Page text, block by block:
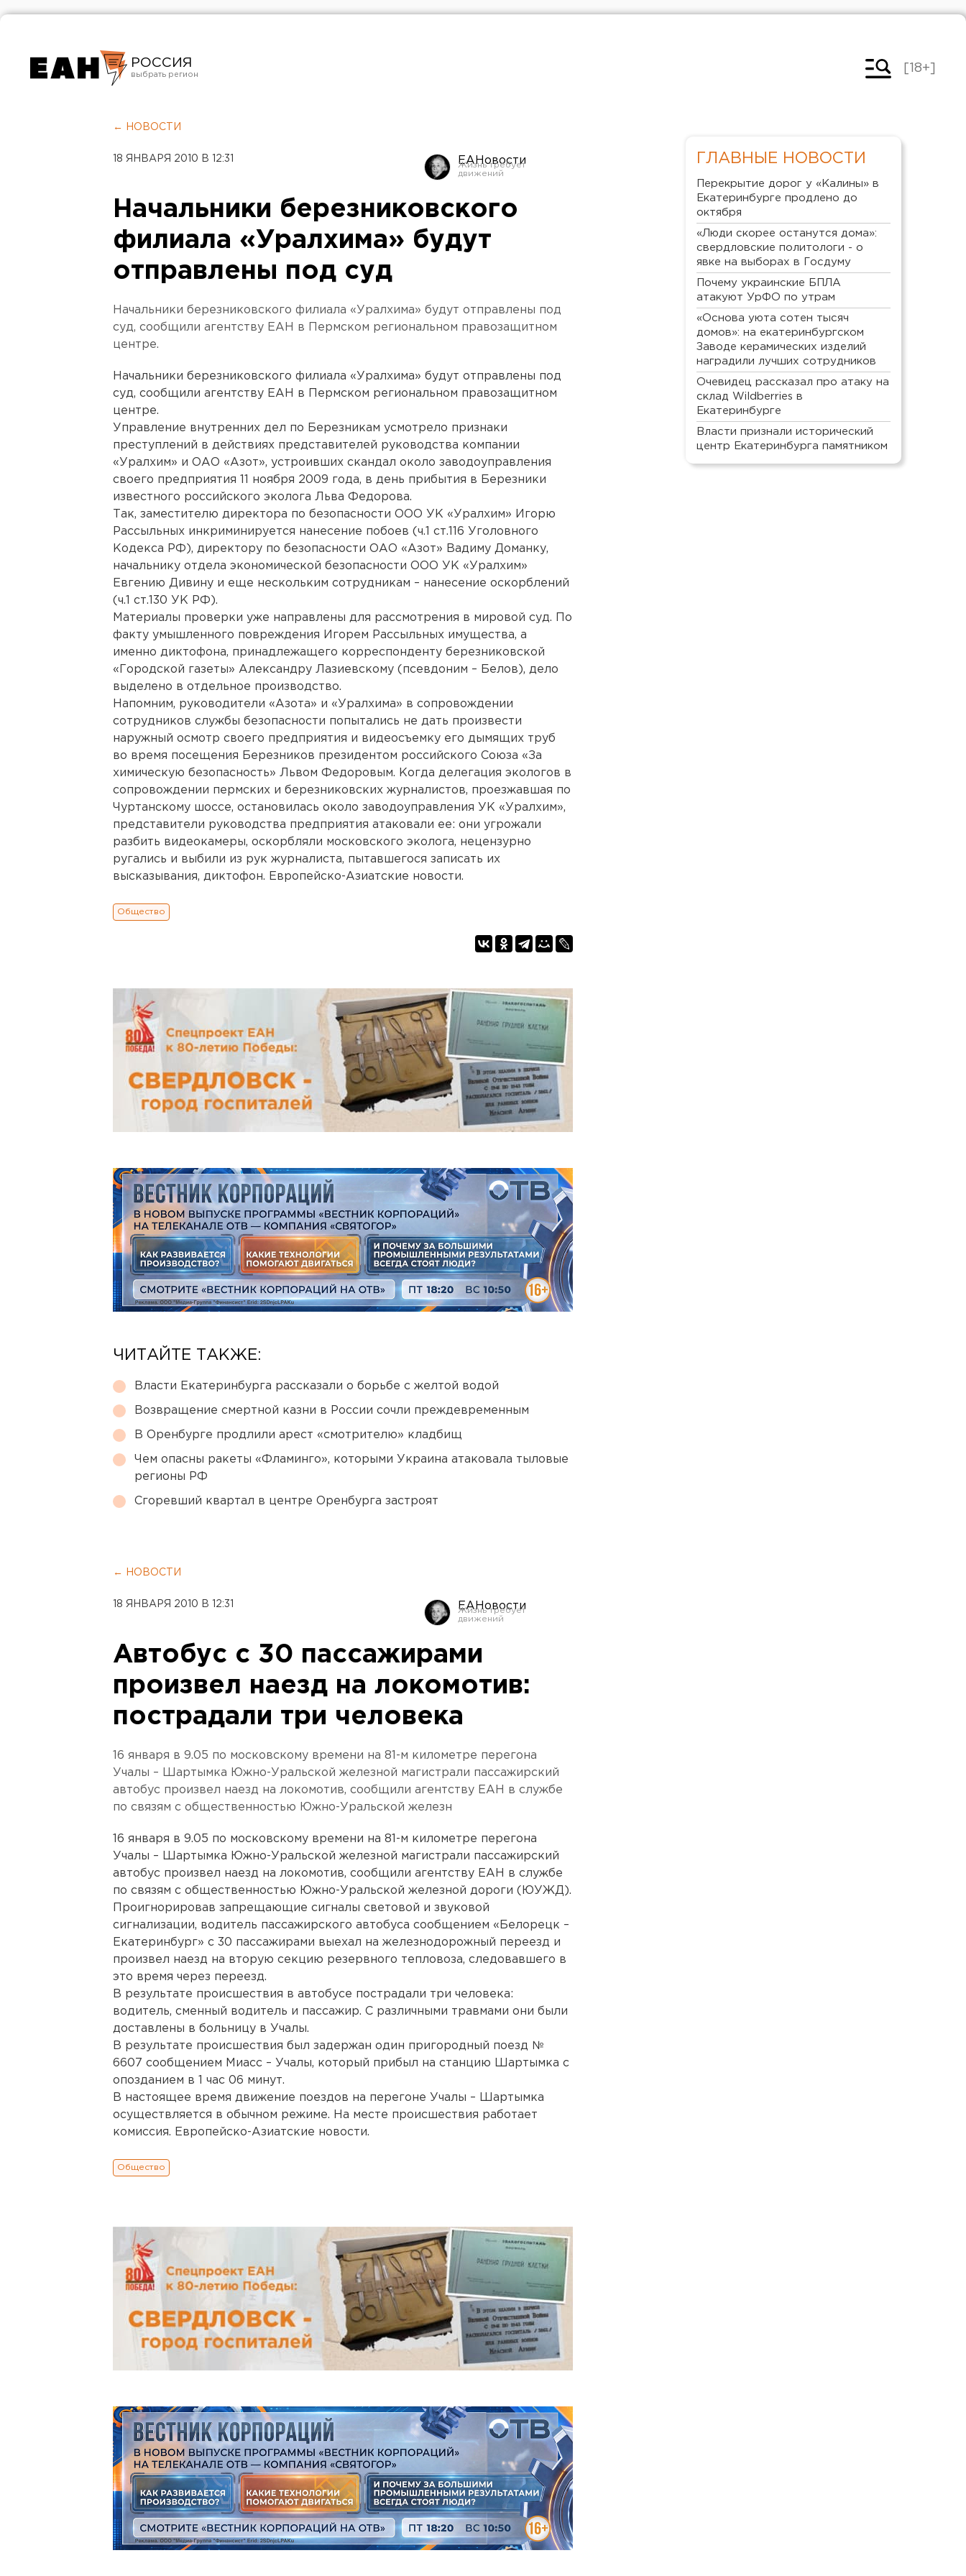
РОССИЯ
Челябинск
[18+]
← НОВОСТИ
18 ЯНВАРЯ 2010 В 12:31 ЕАНовости
Начальники березниковского
филиала «Уралхима» будут
отправлены под суд
Начальники березниковского филиала «Уралхима» будут отправлены под
суд, сообщили агентству ЕАН в Пермском региональном правозащитном
центре.
Начальники березниковского филиала «Уралхима» будут отправлены под
суд, сообщили агентству ЕАН в Пермском региональном правозащитном
центре.
Управление внутренних дел по Березникам усмотрело признаки
преступлений в действиях представителей руководства компании
«Уралхим» и ОАО «Азот», устроивших скандал около заводоуправления
своего предприятия 11 ноября 2009 года, в день прибытия в Березники
известного российского эколога Льва Федорова.
Так, заместителю директора по безопасности ООО УК «Уралхим» Игорю
Рассыльных инкриминируется нанесение побоев (ч.1 ст.116 Уголовного
Кодекса РФ), директору по безопасности ОАО «Азот» Вадиму Доманку,
начальнику отдела экономической безопасности ООО УК «Уралхим»
Евгению Дивину и еще нескольким сотрудникам – нанесение оскорблений
(ч.1 ст.130 УК РФ).
Материалы проверки уже направлены для рассмотрения в мировой суд. По
факту умышленного повреждения Игорем Рассыльных имущества, а
именно диктофона, принадлежащего корреспонденту березниковской
«Городской газеты» Александру Лазиевскому (псевдоним – Белов), дело
выделено в отдельное производство.
Напомним, руководители «Азота» и «Уралхима» в сопровождении
сотрудников службы безопасности попытались не дать произвести
наружный осмотр своего предприятия и видеосъемку его дымящих труб
во время посещения Березников президентом российского Союза «За
химическую безопасность» Львом Федоровым. Когда делегация экологов в
сопровождении пермских и березниковских журналистов, проезжавшая по
Чуртанскому шоссе, остановилась около заводоуправления УК «Уралхим»,
представители руководства предприятия атаковали ее: они угрожали
разбить видеокамеры, оскорбляли московского эколога, нецензурно
ругались и выбили из рук журналиста, пытавшегося записать их
высказывания, диктофон. Европейско-Азиатские новости.
Общество
ЧИТАЙТЕ ТАКЖЕ:
Власти Екатеринбурга рассказали о борьбе с желтой водой
Возвращение смертной казни в России сочли преждевременным
В Оренбурге продлили арест «смотрителю» кладбищ
Чем опасны ракеты «Фламинго», которыми Украина атаковала тыловые
регионы РФ
Сгоревший квартал в центре Оренбурга застроят
← НОВОСТИ
18 ЯНВАРЯ 2010 В 12:31 ЕАНовости
Автобус с 30 пассажирами
произвел наезд на локомотив:
пострадали три человека
16 января в 9.05 по московскому времени на 81-м километре перегона
Учалы – Шартымка Южно-Уральской железной магистрали пассажирский
автобус произвел наезд на локомотив, сообщили агентству ЕАН в службе
по связям с общественностью Южно-Уральской железн
16 января в 9.05 по московскому времени на 81-м километре перегона
Учалы – Шартымка Южно-Уральской железной магистрали пассажирский
автобус произвел наезд на локомотив, сообщили агентству ЕАН в службе
по связям с общественностью Южно-Уральской железной дороги (ЮУЖД).
Проигнорировав запрещающие сигналы световой и звуковой
сигнализации, водитель пассажирского автобуса сообщением «Белорецк –
Екатеринбург» с 30 пассажирами выехал на железнодорожный переезд и
произвел наезд на вторую секцию резервного тепловоза, следовавшего в
это время через переезд.
В результате происшествия в автобусе пострадали три человека:
водитель, сменный водитель и пассажир. С различными травмами они были
доставлены в больницу в Учалы.
В результате происшествия был задержан один пригородный поезд №
6607 сообщением Миасс – Учалы, который прибыл на станцию Шартымка с
опозданием в 1 час 06 минут.
В настоящее время движение поездов на перегоне Учалы – Шартымка
осуществляется в обычном режиме. На месте происшествия работает
комиссия. Европейско-Азиатские новости.
Общество
ГЛАВНЫЕ НОВОСТИ
Перекрытие дорог у «Калины» в
Екатеринбурге продлено до
октября
«Люди скорее останутся дома»:
свердловские политологи - о
явке на выборах в Госдуму
Почему украинские БПЛА
атакуют УрФО по утрам
«Основа уюта сотен тысяч
домов»: на екатеринбургском
Заводе керамических изделий
наградили лучших сотрудников
Очевидец рассказал про атаку на
склад Wildberries в
Екатеринбурге
Власти признали исторический
центр Екатеринбурга памятником